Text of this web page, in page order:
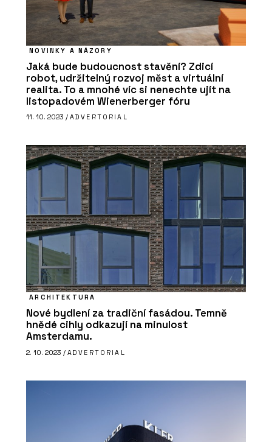
NOVINKY A NÁZORY
Jaká bude budoucnost stavění? Zdicí
robot, udržitelný rozvoj měst a virtuální
realita. To a mnohé víc si nenechte ujít na
listopadovém Wienerberger fóru
11. 10. 2023 / ADVERTORIAL
ARCHITEKTURA
Nové bydlení za tradiční fasádou. Temně
hnědé cihly odkazují na minulost
Amsterdamu.
2. 10. 2023 / ADVERTORIAL